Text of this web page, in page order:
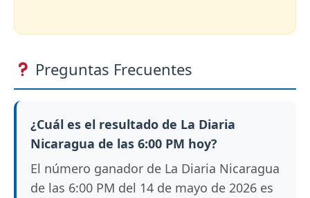
Preguntas Frecuentes
¿Cuál es el resultado de La Diaria
Nicaragua de las 6:00 PM hoy?
El número ganador de La Diaria Nicaragua
de las 6:00 PM del 14 de mayo de 2026 es